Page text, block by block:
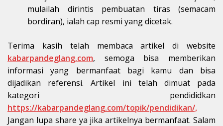
mulailah dirintis pembuatan tiras (semacam
bordiran), ialah cap resmi yang dicetak.
Terima kasih telah membaca artikel di website
kabarpandeglang.com, semoga bisa memberikan
informasi yang bermanfaat bagi kamu dan bisa
dijadikan referensi. Artikel ini telah dimuat pada
kategori pendididkan
https://kabarpandeglang.com/topik/pendidikan/,
Jangan lupa share ya jika artikelnya bermanfaat. Salam